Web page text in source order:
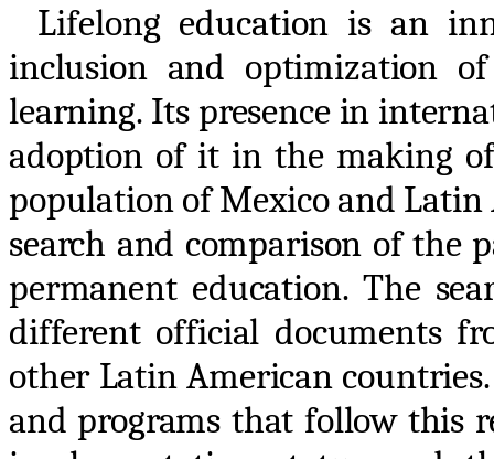
Lifelong education is an
inclusion and optimization
learning. Its presence in
adoption of it in the making
population of Mexico and Latin
search and comparison of the
permanent education. The
different official documents
other Latin American
and programs that follow this